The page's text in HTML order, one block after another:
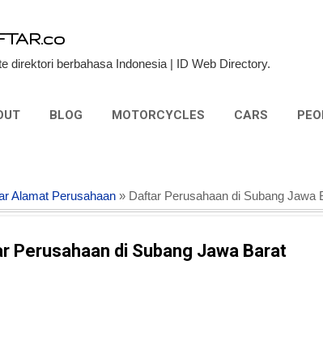
direktori berbahasa Indonesia | ID Web Directory.
BLOG MOTORCYCLES CARS
Alamat Perusahaan » Daftar Perusahaan di Subang Jawa
Perusahaan di Subang Jawa Barat